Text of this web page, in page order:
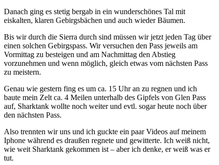
Danach ging es stetig bergab in ein wunderschönes Tal mit
eiskalten, klaren Gebirgsbächen und auch wieder Bäumen.
Bis wir durch die Sierra durch sind müssen wir jetzt jeden Tag über
einen solchen Gebirgspass. Wir versuchen den Pass jeweils am
Vormittag zu besteigen und am Nachmittag den Abstieg
vorzunehmen und wenn möglich, gleich etwas vom nächsten Pass
zu meistern.
Genau wie gestern fing es um ca. 15 Uhr an zu regnen und ich
baute mein Zelt ca. 4 Meilen unterhalb des Gipfels von Glen Pass
auf, Sharktank wollte noch weiter und evtl. sogar heute noch über
den nächsten Pass.
Also trennten wir uns und ich guckte ein paar Videos auf meinem
Iphone während es draußen regnete und gewitterte. Ich weiß nicht,
wie weit Sharktank gekommen ist – aber ich denke, er weiß was er
tut.